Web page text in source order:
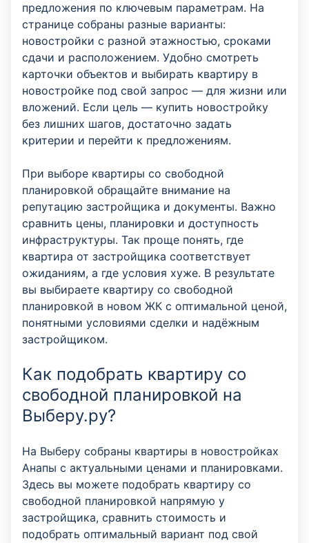
предложения по ключевым параметрам. На
странице собраны разные варианты:
новостройки с разной этажностью, сроками
сдачи и расположением. Удобно смотреть
карточки объектов и выбирать квартиру в
новостройке под свой запрос — для жизни или
вложений. Если цель — купить новостройку
без лишних шагов, достаточно задать
критерии и перейти к предложениям.
При выборе квартиры со свободной
планировкой обращайте внимание на
репутацию застройщика и документы. Важно
сравнить цены, планировки и доступность
инфраструктуры. Так проще понять, где
квартира от застройщика соответствует
ожиданиям, а где условия хуже. В результате
вы выбираете квартиру со свободной
планировкой в новом ЖК с оптимальной ценой,
понятными условиями сделки и надёжным
застройщиком.
Как подобрать квартиру со
свободной планировкой на
Выберу.ру?
На Выберу собраны квартиры в новостройках
Анапы с актуальными ценами и планировками.
Здесь вы можете подобрать квартиру со
свободной планировкой напрямую у
застройщика, сравнить стоимость и
подобрать оптимальный вариант под свой